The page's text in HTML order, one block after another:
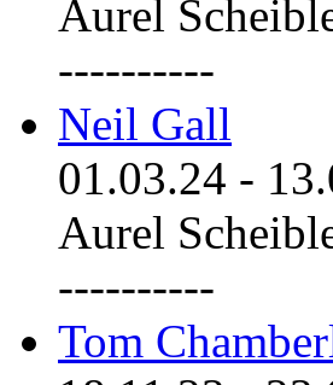
Aurel
----------
Neil Gall
01.03.24 -
Aurel
----------
Tom